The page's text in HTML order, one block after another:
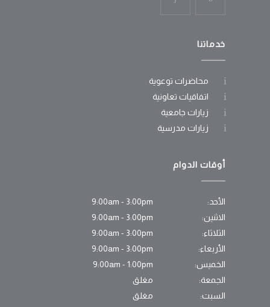
خدماتنا
محاضرات توعوية
اتفاقيات تعاونية
زيارات جامعية
زيارات مدرسية
أوقات الدوام
الأحد:
9:00am - 3:00pm
الاثنين:
9:00am - 3:00pm
الثلاثاء:
9:00am - 3:00pm
الأربعاء:
9:00am - 3:00pm
الخميس:
9:00am - 1:00pm
الجمعة:
مغلق
السبت:
مغلق